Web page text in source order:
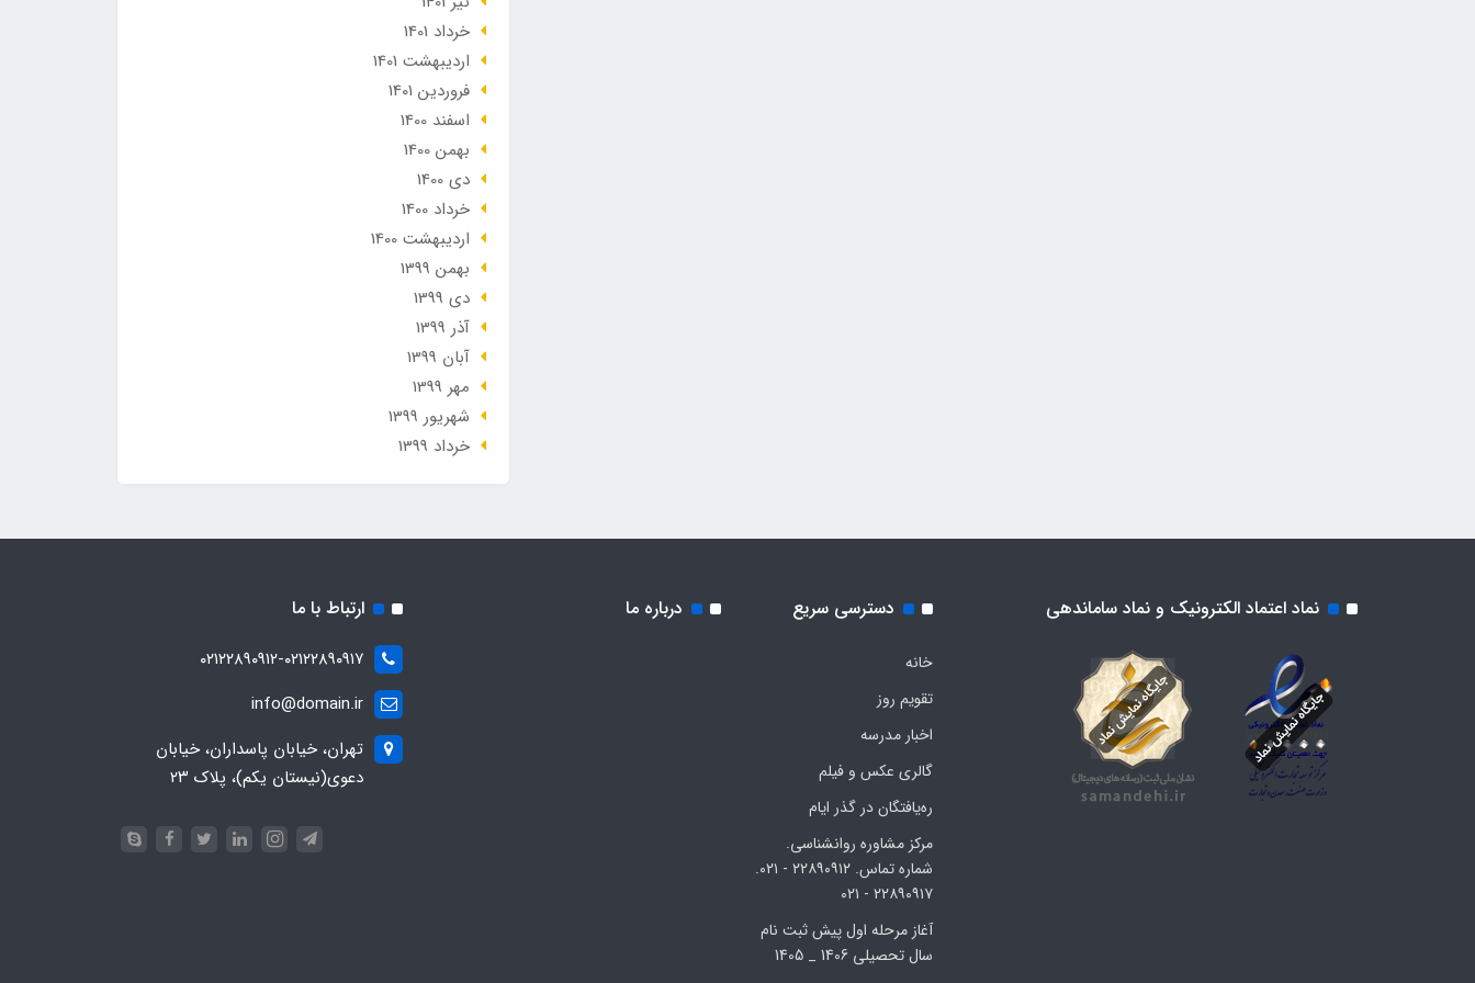
خرداد 1401
ارديبهشت 1401
فروردین 1401
اسفند 1400
بهمن 1400
دی 1400
خرداد 1400
ارديبهشت 1400
بهمن 1399
دی 1399
آذر 1399
آبان 1399
مهر 1399
شهریور 1399
خرداد 1399
نماد اعتماد الکترونیک و نماد ساماندهی دسترسی سریع
خانه
تقویم روز
اخبار مدرسه
گالری عکس و فیلم
ره‌یافتگان در گذر ایام
مرکز مشاوره روانشناسی.
شماره تماس. ۲۲۸۹۰۹۱۲ - ۰۲۱.
۲۲۸۹۰۹۱۷ - ۰۲۱
آغاز مرحله اول پیش ثبت نام
سال تحصیلی 1406 _ 1405
درباره ما ارتباط با ما
۰۲۱۲۲۸۹۰۹۱۲-۰۲۱۲۲۸۹۰۹۱۷
info@domain.ir
تهران، خیابان پاسداران، خیابان
دعوی(نیستان یکم)، پلاک ۲۳